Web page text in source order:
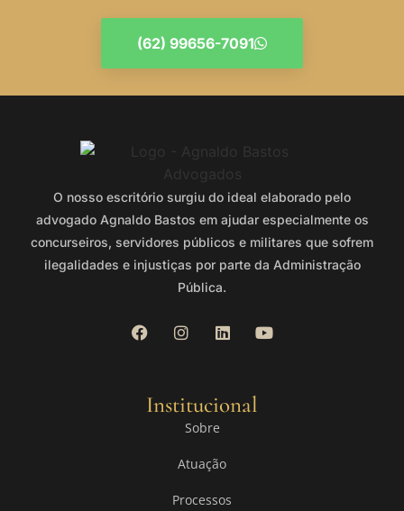
(62) 99656-7091
O nosso escritório surgiu do ideal elaborado pelo
advogado Agnaldo Bastos em ajudar especialmente os
concurseiros, servidores públicos e militares que sofrem
ilegalidades e injustiças por parte da Administração
Pública.
Institucional
Sobre
Atuação
Processos